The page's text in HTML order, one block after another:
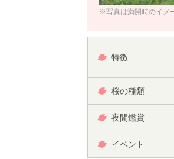
※写真は満開時のイメ
特徴
桜の種類
夜間鑑賞
イベント